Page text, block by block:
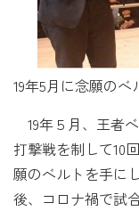
19年5月に念願のベ
19年５月、王者
打撃戦を制して10
願のベルトを手に
後、コロナ禍で試